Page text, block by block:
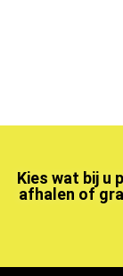
Kies wat bij u
afhalen of